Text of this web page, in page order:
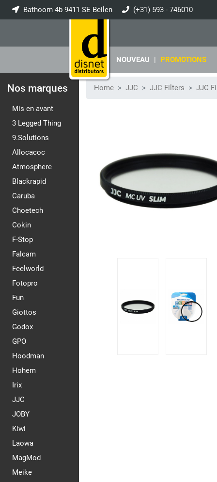
Bathoorn 4b 9411 SE Beilen (+31) 593 - 746010
NOUVEAU | PROMOTIONS
Nos marques
Mis en avant
3 Legged Thing
9.Solutions
Allocacoc
Atmosphere
Blackrapid
Caruba
Choetech
Cokin
F-Stop
Falcam
Feelworld
Fotopro
Fun
Giottos
Godox
GPO
Hoodman
Hohem
Irix
JJC
JOBY
Kiwi
Laowa
MagMod
Meike
Home JJC JJC Filters JJC